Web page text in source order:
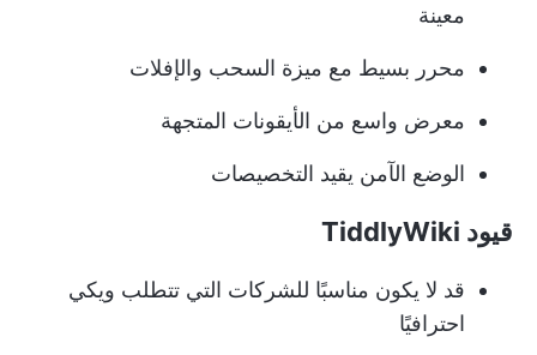
معينة
محرر بسيط مع ميزة السحب والإفلات
معرض واسع من الأيقونات المتجهة
الوضع الآمن يقيد التخصيصات
قيود TiddlyWiki
قد لا يكون مناسبًا للشركات التي تتطلب ويكي
احترافيًا